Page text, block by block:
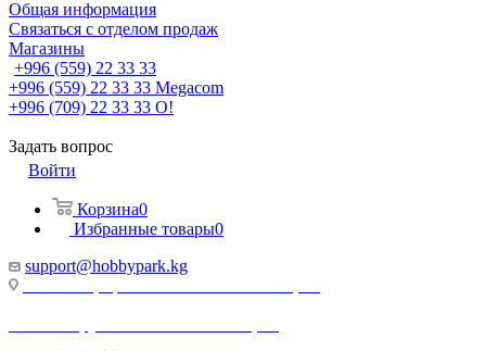
Общая информация
Связаться с отделом продаж
Магазины
+996 (559) 22 33 33
+996 (559) 22 33 33 Megacom
+996 (709) 22 33 33 O!
Задать вопрос
Войти
Корзина0
Избранные товары0
support@hobbypark.kg